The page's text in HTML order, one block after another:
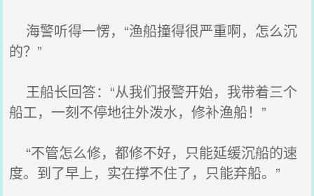
海警听得一愣，“渔船撞得很严重啊，怎么沉
的？”
王船长回答：“从我们报警开始，我带着三个
船工，一刻不停地往外泼水，修补渔船！”
“不管怎么修，都修不好，只能延缓沉船的速
度。到了早上，实在撑不住了，只能弃船。”